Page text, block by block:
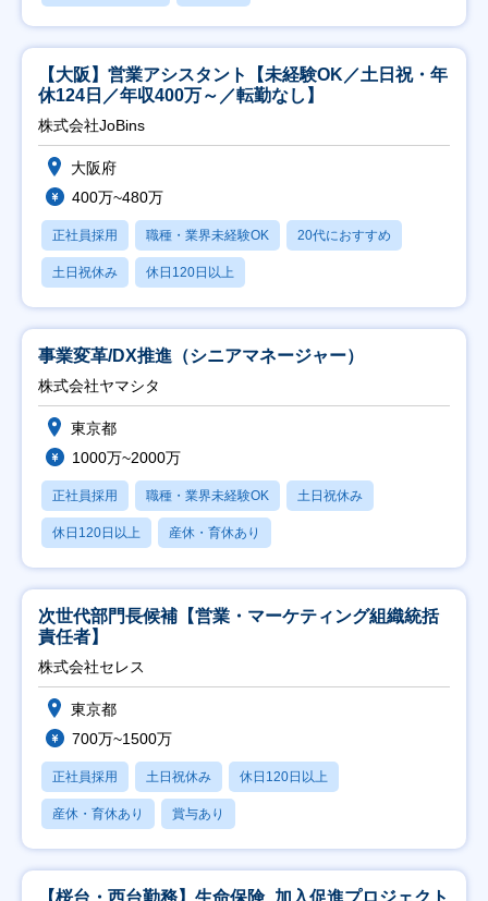
【大阪】営業アシスタント【未経験OK／土日祝・年
休124日／年収400万～／転勤なし】
株式会社JoBins
大阪府
400万~480万
正社員採用 職種・業界未経験OK 20代におすすめ
土日祝休み 休日120日以上
事業変革/DX推進（シニアマネージャー）
株式会社ヤマシタ
東京都
1000万~2000万
正社員採用 職種・業界未経験OK 土日祝休み
休日120日以上 産休・育休あり
次世代部門長候補【営業・マーケティング組織統括
責任者】
株式会社セレス
東京都
700万~1500万
正社員採用 土日祝休み 休日120日以上
産休・育休あり 賞与あり
【桜台・西台勤務】生命保険_加入促進プロジェクト